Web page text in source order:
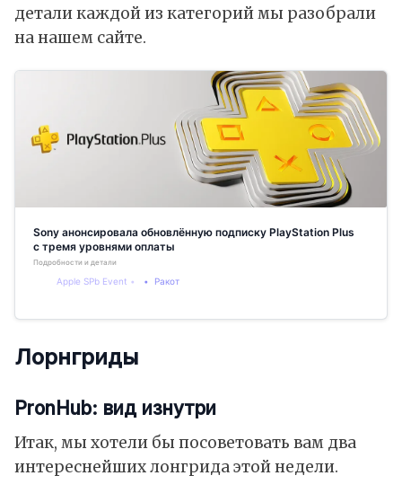
детали каждой из категорий мы разобрали
на нашем сайте.
Sony анонсировала обновлённую подписку PlayStation Plus
с тремя уровнями оплаты
Подробности и детали
Apple SPb Event Ракот
Лорнгриды
PronHub: вид изнутри
Итак, мы хотели бы посоветовать вам два
интереснейших лонгрида этой недели.